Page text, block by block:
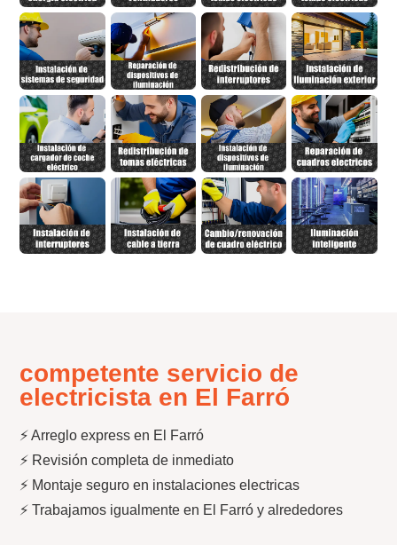
competente servicio de
electricista en El Farró
⚡ Arreglo express en El Farró
⚡ Revisión completa de inmediato
⚡ Montaje seguro en instalaciones electricas
⚡ Trabajamos igualmente en El Farró y alrededores